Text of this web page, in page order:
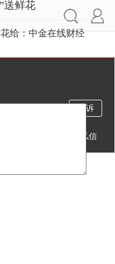
投诉
发私信
送鲜花
花给：中金在线财经